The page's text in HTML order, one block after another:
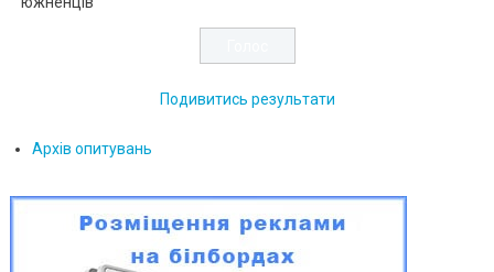
Подивитись результати
Архів опитувань